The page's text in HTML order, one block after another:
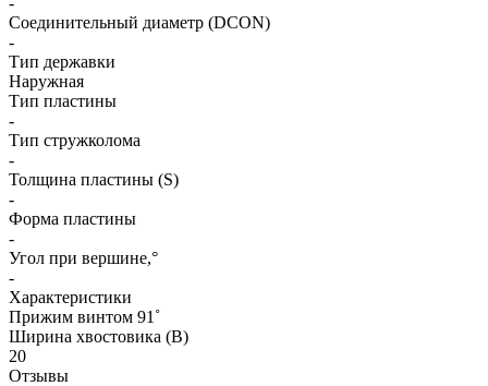
Соединительный диаметр (DCON)
-
Тип державки
Наружная
Тип пластины
-
Тип стружколома
-
Толщина пластины (S)
-
Форма пластины
-
Угол при вершине,°
-
Характеристики
Прижим винтом 91˚
Ширина хвостовика (B)
20
Отзывы